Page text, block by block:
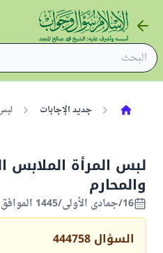
جديد الإجابات لبس
لبس المرأة الملابس
والمحارم
16/جمادى الأولى/1445 الموافق 30/نوفمبر/2023
السؤال 444758